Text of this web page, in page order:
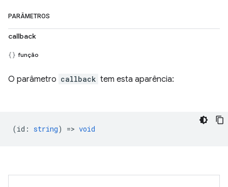
PARÂMETROS
callback
função
O parâmetro callback tem esta aparência:
(id : string) => void